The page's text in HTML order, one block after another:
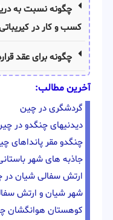
چگونه نسبت به
کسب و کار در
چگونه برای عقد
آخرین مطالب:
گردشگری در چین
دیدنیهای چنگدو در
چنگدو مقر پانداهای
جاذبه های شهر
ارتش سفالی شیان
شهر شیان و ارتش
کوهستان هوانگشان